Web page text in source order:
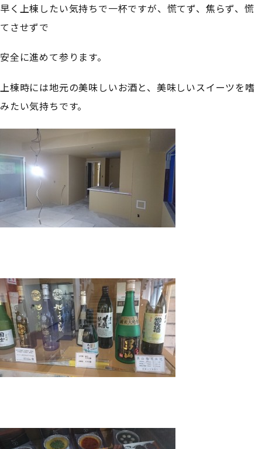
早く上棟したい気持ちで一杯ですが、慌てず、焦らず、慌
てさせずで
安全に進めて参ります。
上棟時には地元の美味しいお酒と、美味しいスイーツを嗜
みたい気持ちです。